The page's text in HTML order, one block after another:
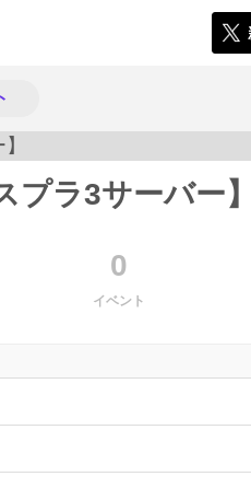
ラ3サーバー】
0
イベント